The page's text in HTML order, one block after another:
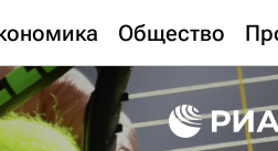
Общество